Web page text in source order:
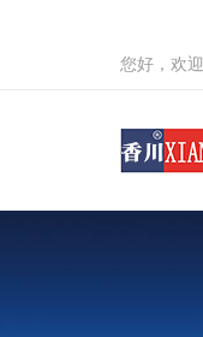
您好，欢